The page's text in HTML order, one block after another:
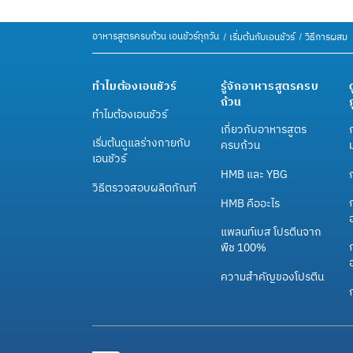
อาหารสูตรครบถ้วน เอนชัวร์ทุกวัน เริ่มต้นกับเอนชัวร์ วิธีการผสม
ทำไมต้องเอนชัวร์
ทำไมต้องเอนชัวร์
เริ่มต้นดูแลร่างกายกับ
เอนชัวร์
วิธีตรวจสอบผลิตภัณฑ์
รู้จักอาหารสูตรครบ
ถ้วน
เกี่ยวกับอาหารสูตร
ครบถ้วน
HMB และ YBG
HMB คืออะไร
แพลนท์เบส โปรตีนจาก
พืช 100%
ความสำคัญของโปรตีน